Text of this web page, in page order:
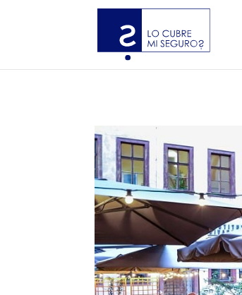
?php if ( function_exists( ‘gtm4wp_the_gtm_tag’ ) ) {